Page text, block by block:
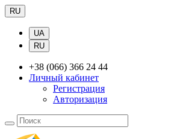
RU
UA
RU
+38 (066) 366 24 44
Личный кабинет
Регистрация
Авторизация